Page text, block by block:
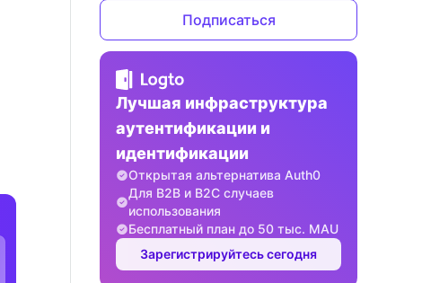
Подписаться
Лучшая инфраструктура
аутентификации и
идентификации
Открытая альтернатива Auth0
Для B2B и B2C случаев
использования
Бесплатный план до 50 тыс. MAU
Зарегистрируйтесь сегодня